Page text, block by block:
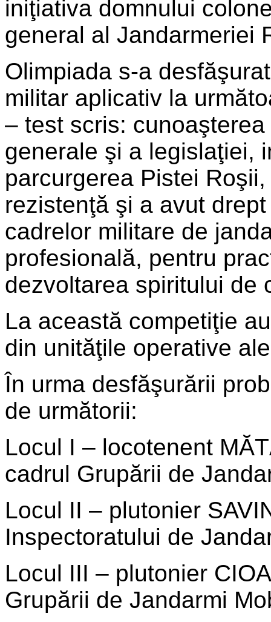
iniţiativa domnului
general al Jandarmeriei
Olimpiada s-a
militar aplicativ la
– test scris:
generale şi a legislaţiei,
parcurgerea Pistei
rezistenţă şi a avut
cadrelor militare de
profesională, pentru
dezvoltarea spiritului de
La această competiţie
din unităţile operative
În urma desfăşurării
de următorii:
Locul I – locotenent
cadrul Grupării de
Locul II – plutonier
Inspectoratului de
Locul III – plutonier
Grupării de Jandarmi